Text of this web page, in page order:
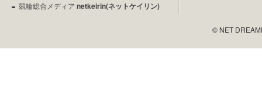
競輪総合メディア netkeirin(ネットケイリン)
© NET